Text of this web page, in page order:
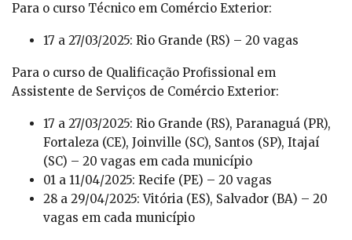
Para o curso Técnico em Comércio Exterior:
17 a 27/03/2025: Rio Grande (RS) – 20 vagas
Para o curso de Qualificação Profissional em
Assistente de Serviços de Comércio Exterior:
17 a 27/03/2025: Rio Grande (RS), Paranaguá (PR),
Fortaleza (CE), Joinville (SC), Santos (SP), Itajaí
(SC) – 20 vagas em cada município
01 a 11/04/2025: Recife (PE) – 20 vagas
28 a 29/04/2025: Vitória (ES), Salvador (BA) – 20
vagas em cada município